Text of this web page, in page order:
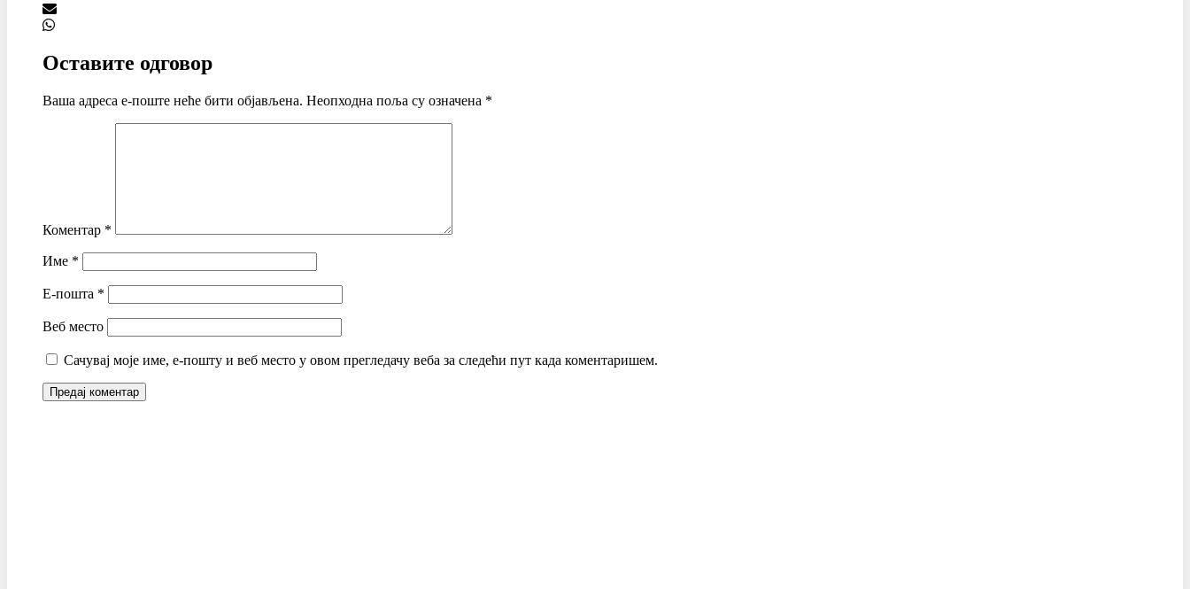
Оставите одговор
Ваша адреса е-поште неће бити објављена. Неопходна поља су означена *
Коментар *
Име *
Е-пошта *
Веб место
Сачувај моје име, е-пошту и веб место у овом прегледачу веба за следећи пут када коментаришем.